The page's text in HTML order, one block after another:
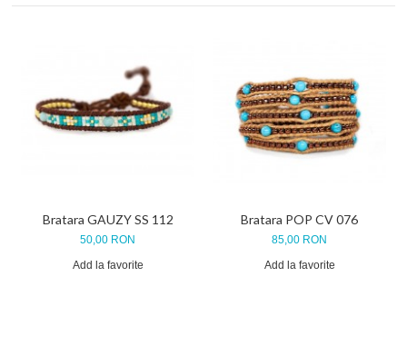
Bratara GAUZY SS 112
50,00 RON
Add la favorite
Bratara POP CV 076
85,00 RON
Add la favorite